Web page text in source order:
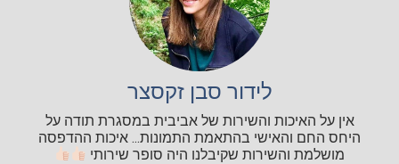
לידור סבן זקסצר
אין על האיכות והשירות של אביבית במסגרת תודה על
היחס החם והאישי בהתאמת התמונות... איכות ההדפסה
מושלמת והשירות שקיבלנו היה סופר שירותי